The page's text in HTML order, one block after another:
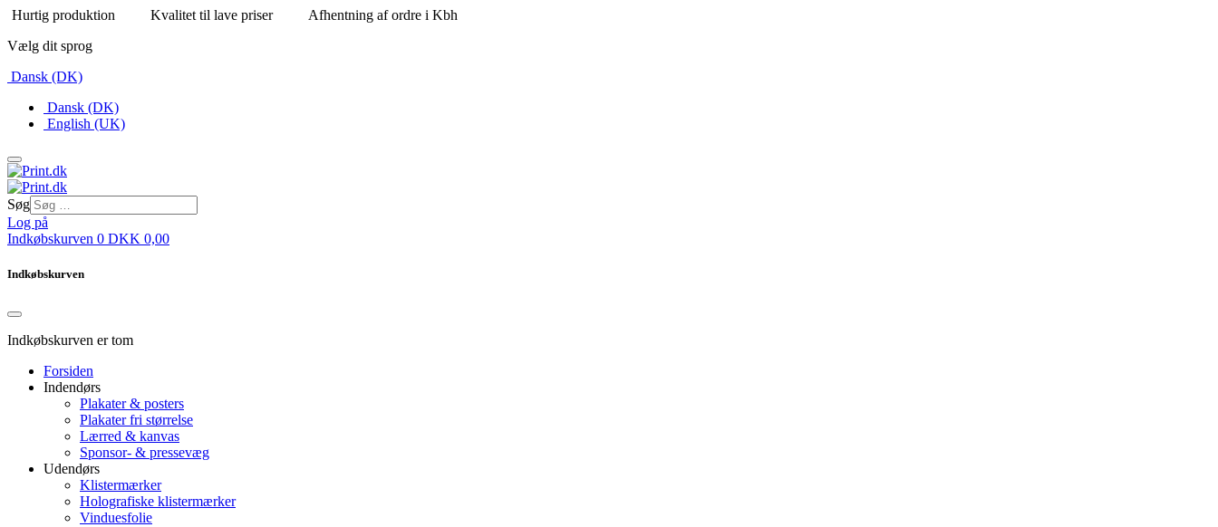
Hurtig produktion Kvalitet til lave priser
Afhentning af ordre i Kbh
Vælg dit sprog
Dansk (DK)
Dansk (DK)
English (UK)
Søg
Log på
Indkøbskurven 0 DKK 0,00
Indkøbskurven
Indkøbskurven er tom
Forsiden
Indendørs
Plakater & posters
Plakater fri størrelse
Lærred & kanvas
Sponsor- & pressevæg
Udendørs
Klistermærker
Holografiske klistermærker
Vinduesfolie